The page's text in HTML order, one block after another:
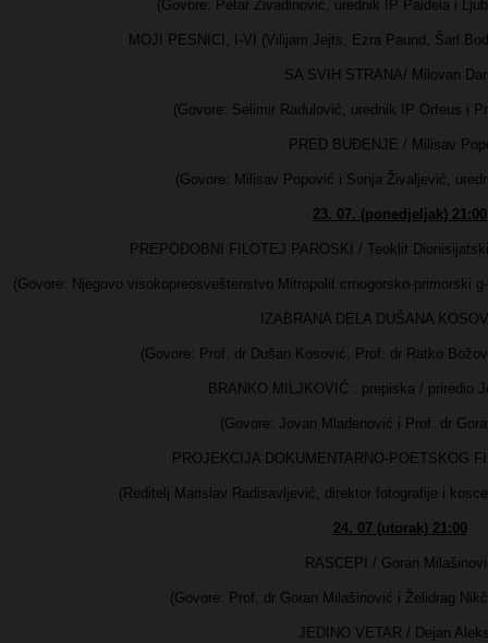
(Govore: Petar Živadinović, urednik IP Paideia i
MOJI PESNICI, I-VI (Vilijam Jejts, Ezra Paund, Šarl
SA SVIH STRANA/ Milovan
(Govore: Selimir Radulović, urednik IP Orfeus i
PRED BUĐENJE / Milisav
(Govore: Milisav Popović i Sonja Živaljević,
23. 07. (ponedjeljak) 21:00
PREPODOBNI FILOTEJ PAROSKI / Teoklit
(Govore: Njegovo visokopreosveštenstvo Mitropolit crnogorsko-primorski
IZABRANA DELA DUŠANA
(Govore: Prof. dr Dušan Kosović, Prof. dr Ratko
BRANKO MILJKOVIĆ : prepiska / priredio
(Govore: Jovan Mladenović i Prof. dr
PROJEKCIJA DOKUMENTARNO-POETSKOG
(Reditelj Marislav Radisavljević, direktor fotografije i
24. 07 (utorak) 21:00
RASCEPI / Goran
(Govore: Prof. dr Goran Milašinović i Želidrag
JEDINO VETAR / Dejan